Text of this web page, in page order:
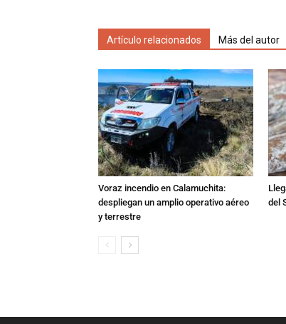
Artículo relacionados Más del autor
Voraz incendio en Calamuchita:
despliegan un amplio operativo aéreo
y terrestre
del